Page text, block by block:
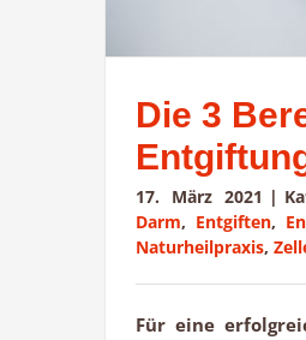
Die 3
17. März 2021 |
Darm, Entgiften,
Naturheilpraxis,
Für eine